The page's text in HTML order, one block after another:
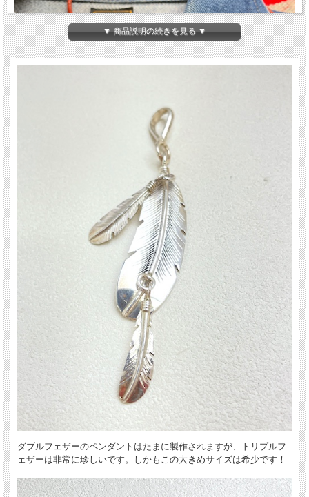
イーグルフェザー・デザインで大人気のナバホ出身アーティスト、ハービー・メイ
ス（Harvey Mace）氏の息子ジョー・メイス（Joe Mace）氏の作品です。
▼ 商品説明の続きを見る ▼
ダブルフェザーのペンダントはたまに製作されますが、トリプルフ
ェザーは非常に珍しいです。しかもこの大きめサイズは希少です！